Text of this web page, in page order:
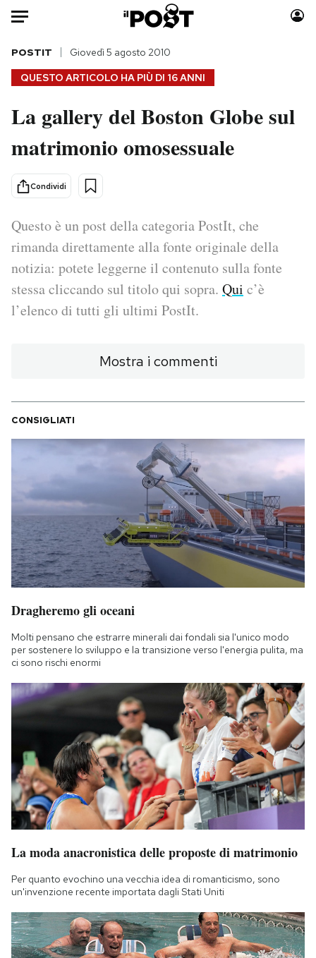
Auto
HOME
Italia
Politica
Tecnologia
Internet
Scienza
Cultura
Moda
Consumismi
Media
Europa
I MIEI PREFERITI
SHOP
CALENDARIO
AREA PERSONALE
Area Personale
Notifiche mobile
Regala il Post
Esci
QUESTO ARTICOLO HA PIÙ DI 16 ANNI
POSTIT Giovedì 5 agosto 2010
La gallery del Boston Globe sul
matrimonio omosessuale
Condividi
Questo è un post della categoria PostIt, che
rimanda direttamente alla fonte originale della
notizia: potete leggerne il contenuto sulla fonte
stessa cliccando sul titolo qui sopra. Qui c’è
l’elenco di tutti gli ultimi PostIt.
Mostra i commenti
CONSIGLIATI
Dragheremo gli oceani
Molti pensano che estrarre minerali dai fondali sia l'unico modo
per sostenere lo sviluppo e la transizione verso l'energia pulita, ma
ci sono rischi enormi
La moda anacronistica delle proposte di matrimonio
Per quanto evochino una vecchia idea di romanticismo, sono
un'invenzione recente importata dagli Stati Uniti